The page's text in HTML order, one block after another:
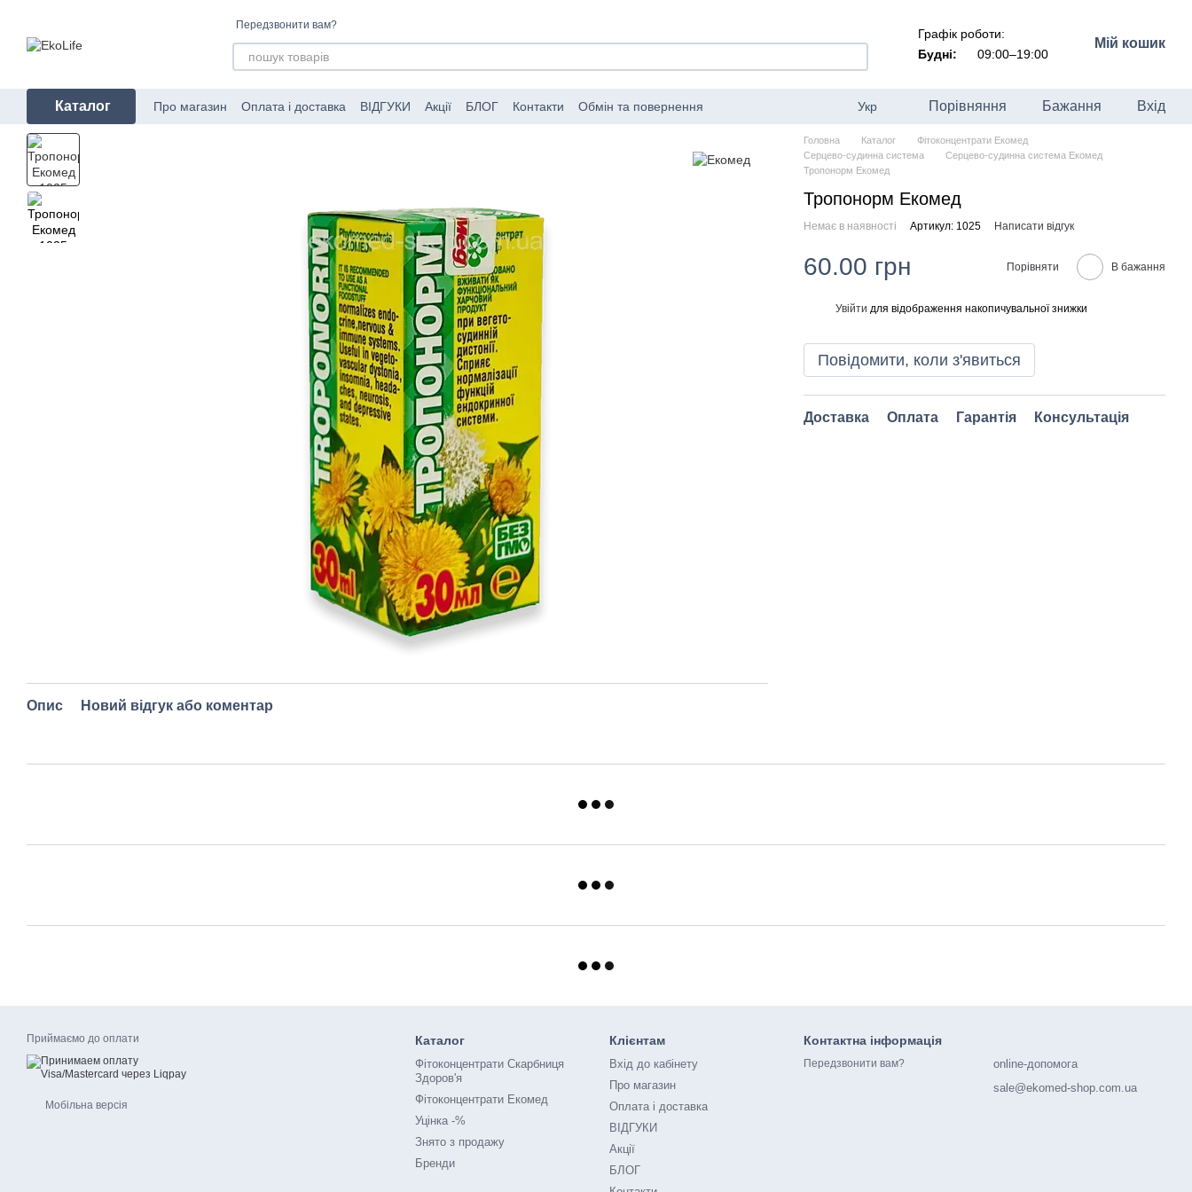
Передзвонити вам?
Графік роботи:
Будні:
09:00–19:00
Мій кошик
Каталог Про магазин Оплата і доставка ВІДГУКИ Акції БЛОГ Контакти
Обмін та повернення
Укр Порівняння Бажання Вхід
Опис Новий відгук або коментар
Головна Каталог
Фітоконцентрати Екомед
Серцево-судинна система
Серцево-судинна система Екомед
Тропонорм Екомед
Тропонорм Екомед
Немає в наявності Артикул: 1025 Написати відгук
60.00 грн Порівняти В бажання
Увійти для відображення накопичувальної знижки
Повідомити, коли з'явиться
Доставка Оплата Гарантія Консультація
Приймаємо до оплати
Мобільна версія
Каталог
Фітоконцентрати Скарбниця
Здоров'я
Фітоконцентрати Екомед
Уцінка -%
Знято з продажу
Бренди
Клієнтам
Вхід до кабінету
Про магазин
Оплата і доставка
ВІДГУКИ
Акції
БЛОГ
Контактна інформація
Передзвонити вам?
online-допомога
sale@ekomed-shop.com.ua